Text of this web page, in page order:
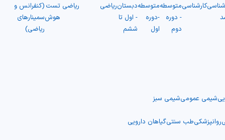
کارشناسیمتوسطه
- دوره
دوم
متوسطه
-دوره
اول
دبستان
- اول تا
ششم
ریاضی
ریاضی تست
هوش
(کنفرانس و
سمینارهای
ریاضی)
شیمی عمومیشیمی سبز
روانپزشکیطب سنتیگیاهان دارویی